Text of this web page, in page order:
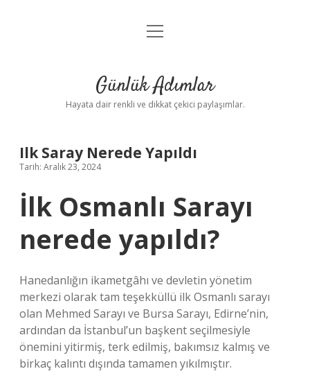
Anasayfa
Yasal Uyarı
menüyü
Günlük Adımlar
Hayata dair renkli ve dikkat çekici paylaşımlar.
Ilk Saray Nerede Yapıldı
Tarih: Aralık 23, 2024
İlk Osmanlı Sarayı
nerede yapıldı?
Hanedanlığın ikametgâhı ve devletin yönetim
merkezi olarak tam teşekküllü ilk Osmanlı sarayı
olan Mehmed Sarayı ve Bursa Sarayı, Edirne’nin,
ardından da İstanbul’un başkent seçilmesiyle
önemini yitirmiş, terk edilmiş, bakımsız kalmış ve
birkaç kalıntı dışında tamamen yıkılmıştır.